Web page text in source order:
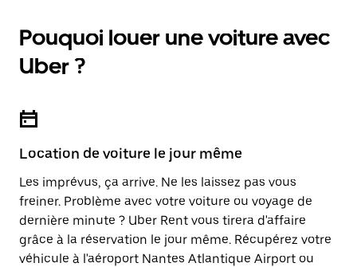
Pouquoi louer une voiture avec
Uber ?
Location de voiture le jour même
Les imprévus, ça arrive. Ne les laissez pas vous
freiner. Problème avec votre voiture ou voyage de
dernière minute ? Uber Rent vous tirera d'affaire
grâce à la réservation le jour même. Récupérez votre
véhicule à l'aéroport Nantes Atlantique Airport ou